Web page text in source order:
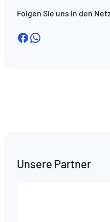
Folgen Sie uns in den
Facebook
WhatsApp
Unsere Partner